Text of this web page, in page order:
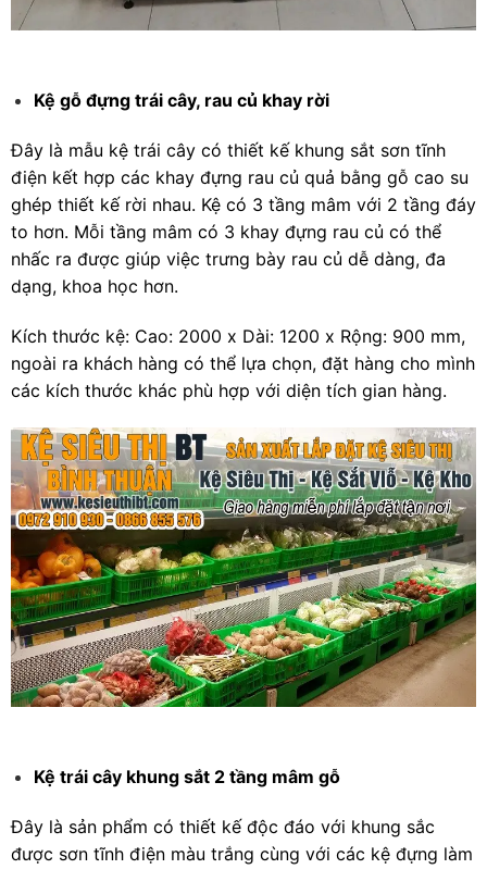
Kệ gỗ đựng trái cây, rau củ khay rời
Đây là mẫu kệ trái cây có thiết kế khung sắt sơn tĩnh
điện kết hợp các khay đựng rau củ quả bằng gỗ cao su
ghép thiết kế rời nhau. Kệ có 3 tầng mâm với 2 tầng đáy
to hơn. Mỗi tầng mâm có 3 khay đựng rau củ có thể
nhấc ra được giúp việc trưng bày rau củ dễ dàng, đa
dạng, khoa học hơn.
Kích thước kệ: Cao: 2000 x Dài: 1200 x Rộng: 900 mm,
ngoài ra khách hàng có thể lựa chọn, đặt hàng cho mình
các kích thước khác phù hợp với diện tích gian hàng.
Kệ trái cây khung sắt 2 tầng mâm gỗ
Đây là sản phẩm có thiết kế độc đáo với khung sắc
được sơn tĩnh điện màu trắng cùng với các kệ đựng làm